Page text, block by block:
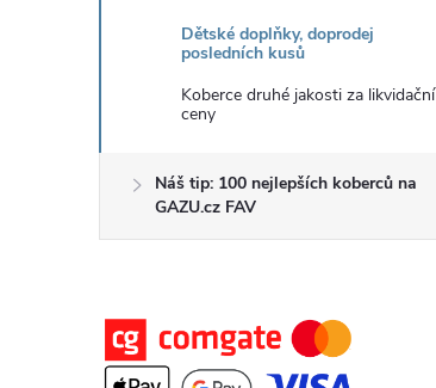
a
n
e
Dětské doplňky, doprodej
posledních kusů
Koberce druhé jakosti za likvidační
ceny
Náš tip: 100 nejlepších koberců na
GAZU.cz FAV